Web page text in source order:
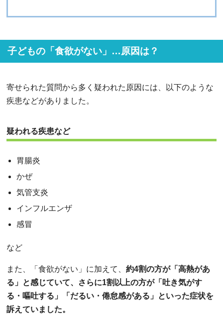
子どもの「食欲がない」…原因は？
寄せられた質問から多く疑われた原因には、以下のような
疾患などがありました。
疑われる疾患など
胃腸炎
かぜ
気管支炎
インフルエンザ
感冒
など
また、「食欲がない」に加えて、 約4割の方が「高熱があ
る」と感じていて、さらに1割以上の方が「吐き気がす
る・嘔吐する」「だるい・倦怠感がある」といった症状を
訴えていました。